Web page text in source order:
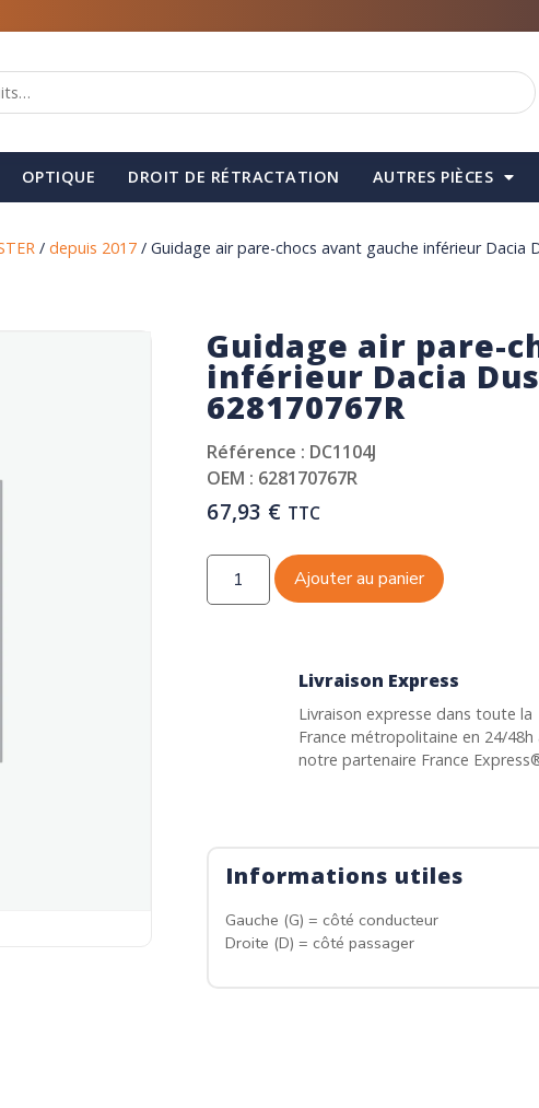
OPTIQUE DROIT DE RÉTRACTATION AUTRES PIÈCES
/ depuis 2017 / Guidage air pare-chocs avant gauche inférieur Dacia
Guidage air pare-
inférieur Dacia
628170767R
Référence : DC1104J
OEM : 628170767R
67,93 € TTC
Ajouter au panier
Livraison Express
Livraison expresse dans toute la
France métropolitaine en 24/48h
notre partenaire France
Informations utiles
Gauche (G) = côté conducteur
Droite (D) = côté passager